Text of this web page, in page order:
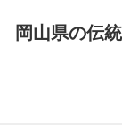
岡山県の伝